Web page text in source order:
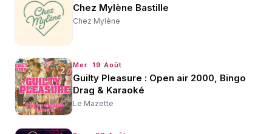
Chez Mylène Bastille
Chez Mylène
Mer. 19 Août
Guilty Pleasure : Open air 2000, Bingo
Drag & Karaoké
Le Mazette